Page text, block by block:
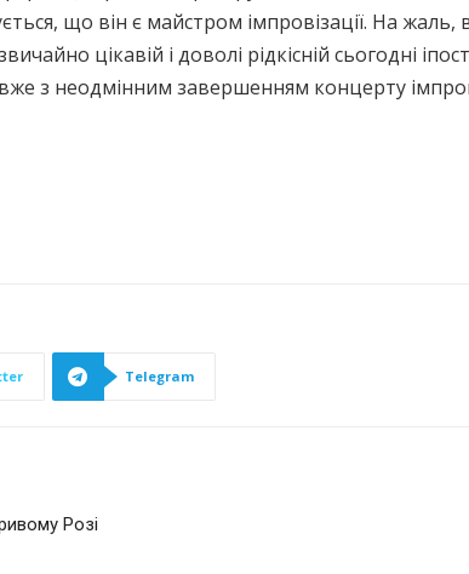
що він є майстром імпровізації. На
цікавій і доволі рідкісній сьогодні
з неодмінним завершенням концерту
Telegram
Розі